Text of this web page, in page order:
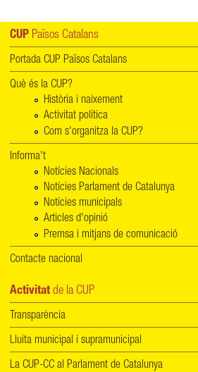
CUP Països Catalans
Portada CUP Països Catalans
Què és la CUP?
Història i naixement
Activitat política
Com s'organitza la CUP?
Informa't
Notícies Nacionals
Notícies Parlament de Catalunya
Notícies municipals
Articles d'opinió
Premsa i mitjans de comunicació
Contacte nacional
Activitat de la CUP
Transparència
Lluita municipal i supramunicipal
La CUP-CC al Parlament de Catalunya